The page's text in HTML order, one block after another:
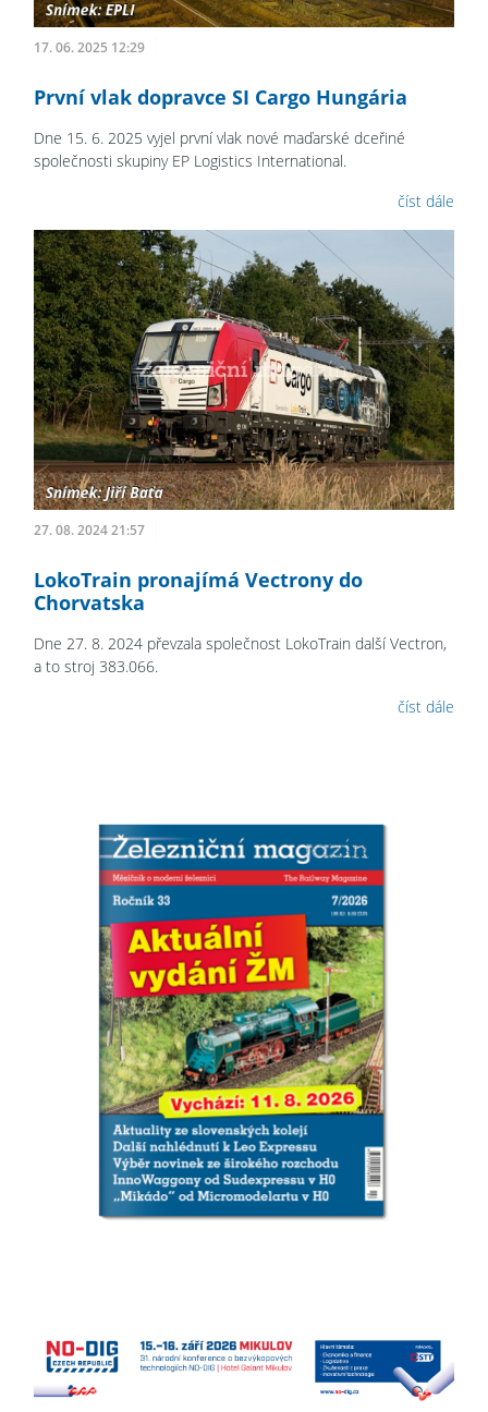
17. 06. 2025 12:29
První vlak dopravce SI Cargo Hungária
Dne 15. 6. 2025 vyjel první vlak nové maďarské dceřiné
společnosti skupiny EP Logistics International.
číst dále
27. 08. 2024 21:57
LokoTrain pronajímá Vectrony do
Chorvatska
Dne 27. 8. 2024 převzala společnost LokoTrain další Vectron,
a to stroj 383.066.
číst dále